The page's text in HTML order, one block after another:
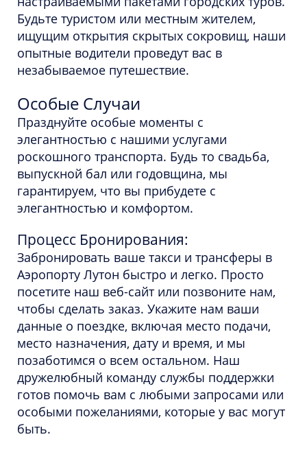
Будьте туристом или местным жителем,
ищущим открытия скрытых сокровищ, наши
опытные водители проведут вас в
незабываемое путешествие.
Особые Случаи
Празднуйте особые моменты с
элегантностью с нашими услугами
роскошного транспорта. Будь то свадьба,
выпускной бал или годовщина, мы
гарантируем, что вы прибудете с
элегантностью и комфортом.
Процесс Бронирования:
Забронировать ваше такси и трансферы в
Аэропорту Лутон быстро и легко. Просто
посетите наш веб-сайт или позвоните нам,
чтобы сделать заказ. Укажите нам ваши
данные о поездке, включая место подачи,
место назначения, дату и время, и мы
позаботимся о всем остальном. Наш
дружелюбный команду службы поддержки
готов помочь вам с любыми запросами или
особыми пожеланиями, которые у вас могут
быть.